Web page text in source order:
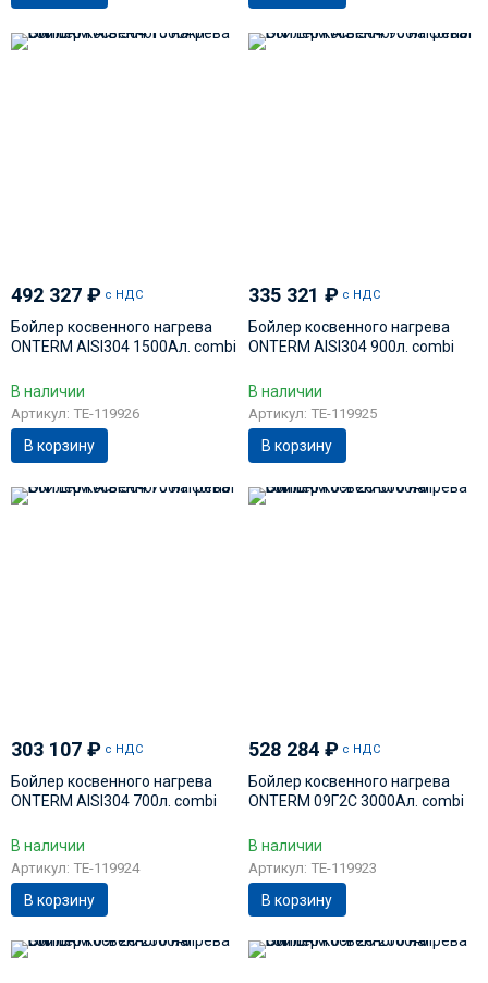
492 327 ₽ с НДС
Бойлер косвенного нагрева
ONTERM AISI304 1500Ал. сombi
В наличии
Артикул: TE-119926
В корзину
335 321₽ с НДС
Бойлер косвенного нагрева
ONTERM AISI304 900л. сombi
В наличии
Артикул: TE-119925
В корзину
303 107 ₽ с НДС
Бойлер косвенного нагрева
ONTERM AISI304 700л. сombi
В наличии
Артикул: TE-119924
В корзину
528 284₽ с НДС
Бойлер косвенного нагрева
ONTERM 09Г2С 3000Ал. сombi
В наличии
Артикул: TE-119923
В корзину